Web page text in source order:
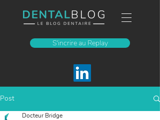
S'incrire au Replay
Post
Docteur Bridge